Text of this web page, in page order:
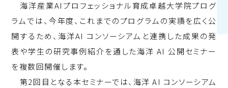
海洋産業AIプロフェッショナル育成卓越大学院プログ
ラムでは、今年度、これまでのプログラムの実績を広く公
開するため、海洋AI コンソーシアムと連携した成果の発
表や学生の研究事例紹介を通した海洋 AI 公開セミナー
を複数回開催します。
第2回目となる本セミナーでは、海洋 AI コンソーシアム